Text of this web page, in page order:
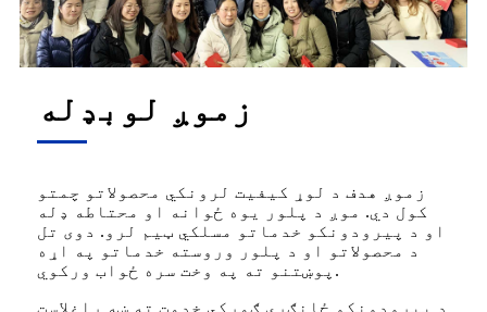
زموږ لوبډله
زموږ هدف د لوړ کیفیت لرونکي محصولاتو چمتو
کول دي. موږ د پلور یوه ځوانه او محتاطه ډله
او د پیرودونکو خدماتو مسلکي ټیم لرو. دوی تل
د محصولاتو او د پلور وروسته خدماتو په اړه
پوښتنو ته په وخت سره ځواب ورکوي.
د پیرودونکو ځانګړي ګمرکي خدمت ته ښه راغلاست